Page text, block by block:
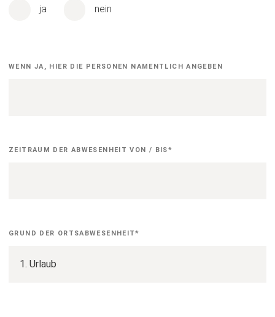
ja nein
Welche
WENN JA, HIER DIE PERSONEN NAMENTLICH ANGEBEN
Zeitraum
ZEITRAUM DER ABWESENHEIT VON / BIS*
Grund
GRUND DER ORTSABWESENHEIT*